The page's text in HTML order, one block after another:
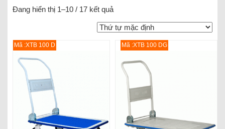
Đang hiển thị 1–10 / 17 kết quả
Mã :XTB 100 D Mã :XTB 100 DG